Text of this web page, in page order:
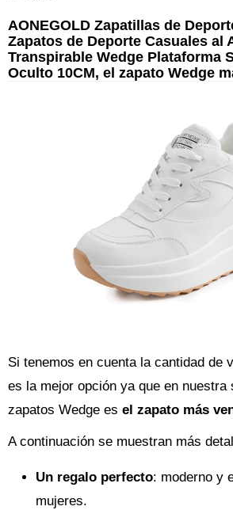
AONEGOLD Zapatillas de
Zapatos de Deporte Casuales al
Transpirable Wedge Plataforma
Oculto 10CM, el zapato Wedge
Si tenemos en cuenta la cantidad de
es la mejor opción ya que en nuestra
zapatos Wedge es el zapato más
A continuación se muestran más
Un regalo perfecto: moderno y
mujeres.